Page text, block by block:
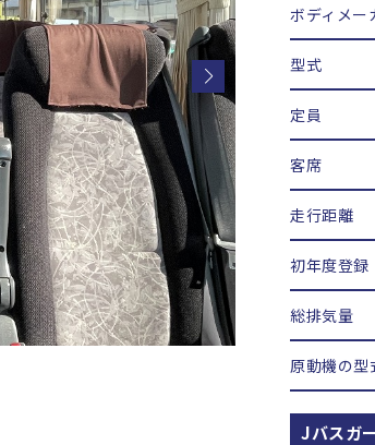
ボディメー
型式
定員
客席
走行距離
初年度登録
総排気量
原動機の型
Jバスガ